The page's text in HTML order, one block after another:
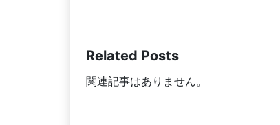
Related Posts
関連記事はありません。